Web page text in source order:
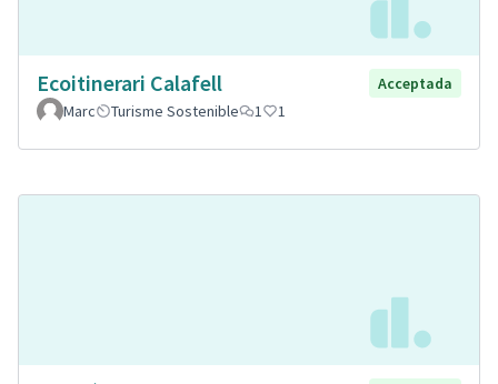
Ecoitinerari Calafell
Acceptada
Marc
Turisme Sostenible 1 1